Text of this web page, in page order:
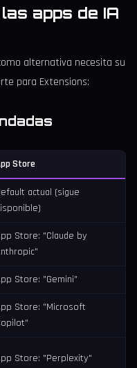
apps de IA
alternativa necesita su
para Extensions:
Store
actual (sigue
Store: "Claude by
Store: "Gemini"
Store: "Microsoft
Store: "Perplexity"